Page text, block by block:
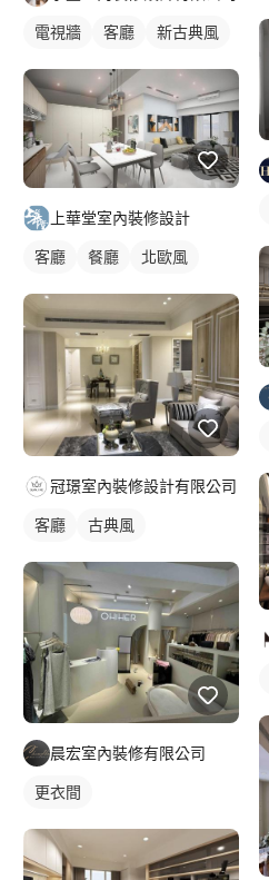
電視牆 客廳 新古典風
上華堂室內裝修設計
客廳 餐廳 北歐風
冠璟室內裝修設計有限公司
客廳 古典風
晨宏室內裝修有限公司
更衣間